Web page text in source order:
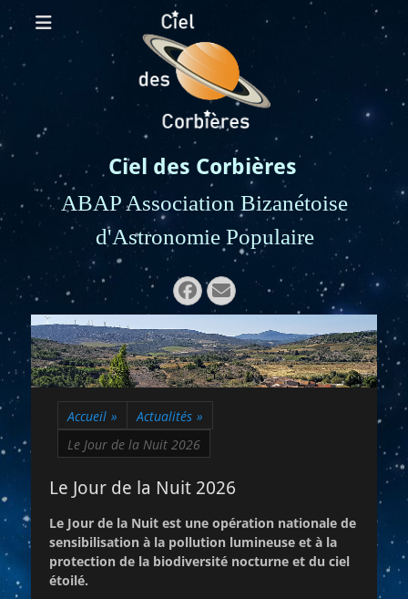
Ciel des Corbières
ABAP Association Bizanétoise
d'Astronomie Populaire
Rechercher :
Facebook
E-
mail
Accueil » Actualités »
Le Jour de la Nuit 2026
Le Jour de la Nuit 2026
Le Jour de la Nuit est une opération nationale de
sensibilisation à la pollution lumineuse et à la
protection de la biodiversité nocturne et du ciel
étoilé.